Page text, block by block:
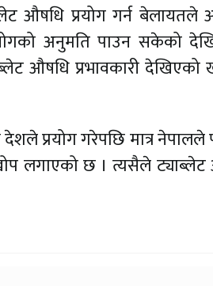
औषधि प्रयोग गर्न बेलायतले
अनुमति पाउन सकेको
औषधि प्रभावकारी देखिएको
प्रयोग गरेपछि मात्र नेपालले
लगाएको छ । त्यसैले